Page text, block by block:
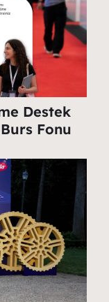
Destek
Burs Fonu